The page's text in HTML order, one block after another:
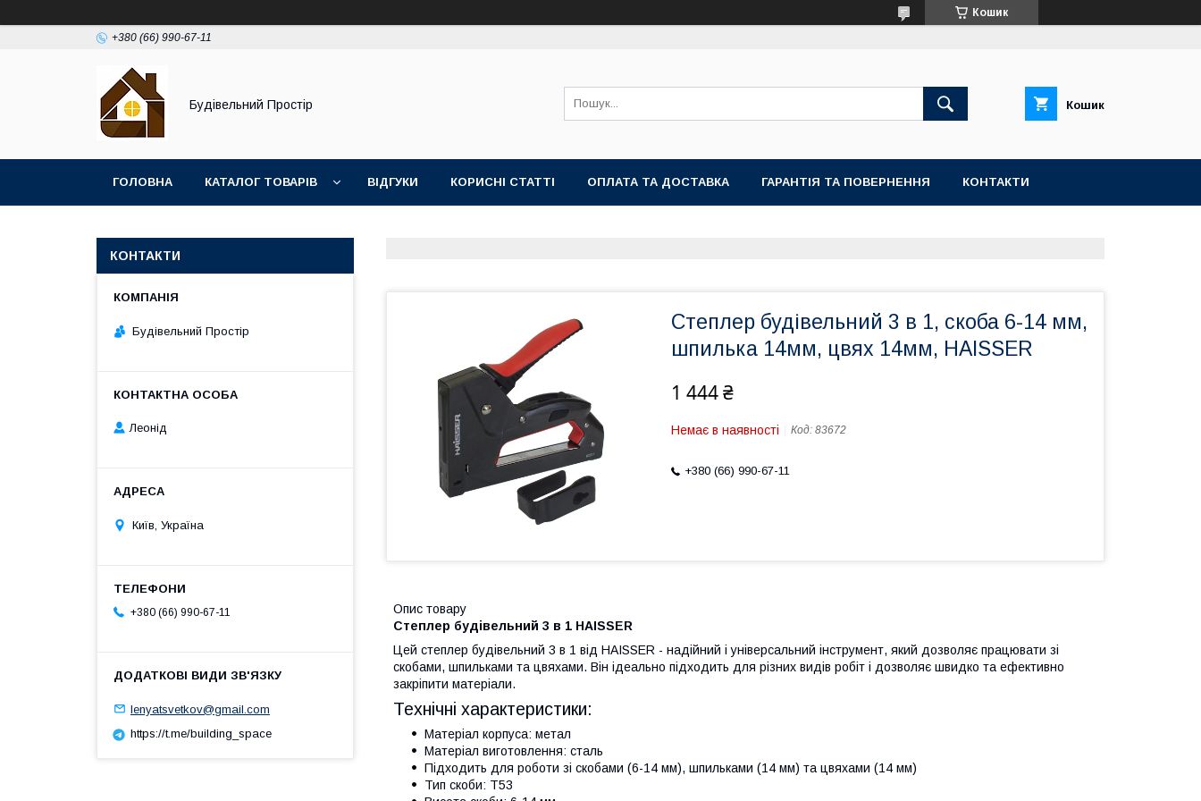
Кошик
+380 (66) 990-67-11
Будівельний Простір Кошик
ГОЛОВНА КАТАЛОГ ТОВАРІВ ВІДГУКИ КОРИСНІ СТАТТІ ОПЛАТА ТА ДОСТАВКА ГАРАНТІЯ ТА ПОВЕРНЕННЯ КОНТАКТИ
Степлер будівельний 3 в 1, скоба 6-14 мм,
шпилька 14мм, цвях 14мм, HAISSER
1 444 ₴
Немає в наявності Код: 83672
+380 (66) 990-67-11
Опис товару
Степлер будівельний 3 в 1 HAISSER
Цей степлер будівельний 3 в 1 від HAISSER - надійний і універсальний інструмент, який дозволяє працювати зі
скобами, шпильками та цвяхами. Він ідеально підходить для різних видів робіт і дозволяє швидко та ефективно
закріпити матеріали.
Технічні характеристики:
Матеріал корпуса: метал
Матеріал виготовлення: сталь
Підходить для роботи зі скобами (6-14 мм), шпильками (14 мм) та цвяхами (14 мм)
Тип скоби: Т53
КОНТАКТИ
Будівельний Простір
Леонід
Київ, Україна
+380 (66) 990-67-11
lenyatsvetkov@gmail.com
https://t.me/building_space